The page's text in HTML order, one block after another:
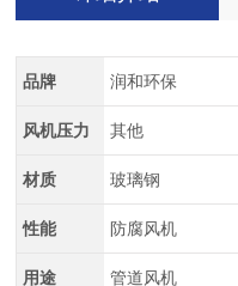
品牌 润和环保
风机压力 其他
材质 玻璃钢
性能 防腐风机
用途 管道风机